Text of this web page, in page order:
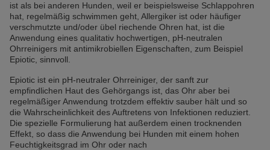
ist als bei anderen Hunden, weil er beispielsweise Schlappohren
hat, regelmäßig schwimmen geht, Allergiker ist oder häufiger
verschmutzte und/oder übel riechende Ohren hat, ist die
Anwendung eines qualitativ hochwertigen, pH-neutralen
Ohrreinigers mit antimikrobiellen Eigenschaften, zum Beispiel
Epiotic, sinnvoll.
Epiotic ist ein pH-neutraler Ohrreiniger, der sanft zur
empfindlichen Haut des Gehörgangs ist, das Ohr aber bei
regelmäßiger Anwendung trotzdem effektiv sauber hält und so
die Wahrscheinlichkeit des Auftretens von Infektionen reduziert.
Die spezielle Formulierung hat außerdem einen trocknenden
Effekt, so dass die Anwendung bei Hunden mit einem hohen
Feuchtigkeitsgrad im Ohr oder nach